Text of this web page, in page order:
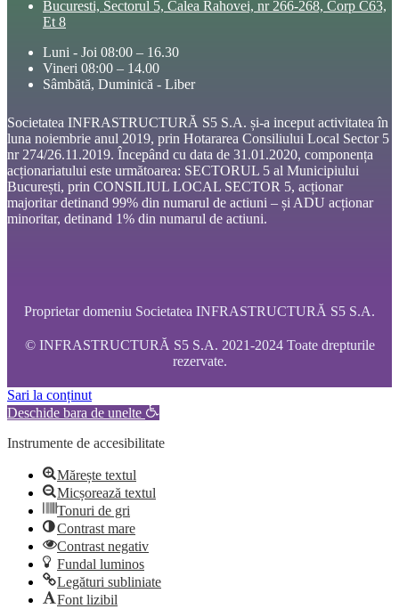
Bucuresti, Sectorul 5, Calea Rahovei, nr 266-268, Corp C63,
Et 8
Luni - Joi 08:00 – 16.30
Vineri 08:00 – 14.00
Sâmbătă, Duminică - Liber
Societatea INFRASTRUCTURĂ S5 S.A. și-a inceput activitatea în
luna noiembrie anul 2019, prin Hotararea Consiliului Local Sector 5
nr 274/26.11.2019. Începând cu data de 31.01.2020, componența
acționariatului este următoarea: SECTORUL 5 al Municipiului
București, prin CONSILIUL LOCAL SECTOR 5, acționar
majoritar detinand 99% din numarul de actiuni – și ADU acționar
minoritar, detinand 1% din numarul de actiuni.
Proprietar domeniu Societatea INFRASTRUCTURĂ S5 S.A.
© INFRASTRUCTURĂ S5 S.A. 2021-2024 Toate drepturile
rezervate.
Sari la conținut
Deschide bara de unelte
Instrumente de accesibilitate
Mărește textul
Micșorează textul
Tonuri de gri
Contrast mare
Contrast negativ
Fundal luminos
Legături subliniate
Font lizibil